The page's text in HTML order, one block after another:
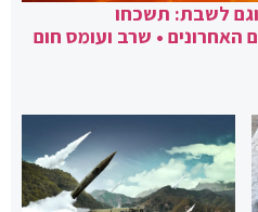
לשבת: תשכחו
האחרונים • שרב ועומס חום